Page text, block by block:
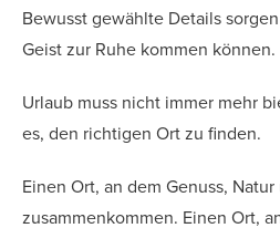
Bewusst gewählte Details
Geist zur Ruhe kommen können.
Urlaub muss nicht immer mehr
es, den richtigen Ort zu finden.
Einen Ort, an dem Genuss,
zusammenkommen. Einen Ort,